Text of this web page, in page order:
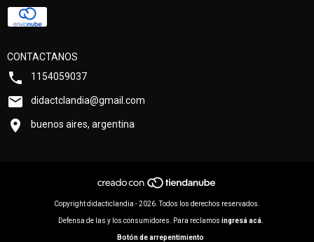
CONTACTANOS
1154059037
didactclandia@gmail.com
buenos aires, argentina
Copyright didacticlandia - 2026. Todos los derechos reservados.
Defensa de las y los consumidores. Para reclamos ingresá acá.
Botón de arrepentimiento